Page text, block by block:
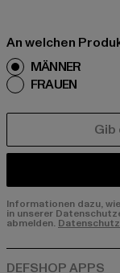
An welchen
MÄNNER
FRAUEN
Informationen dazu,
in unserer
abmelden.